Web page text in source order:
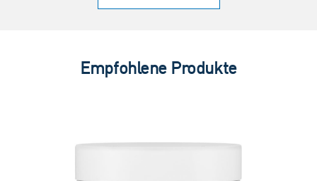
Empfohlene Produkte